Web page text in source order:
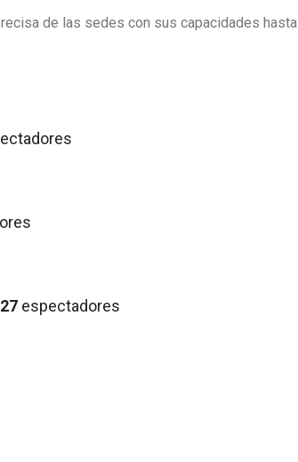
de las sedes con sus capacidades hasta
espectadores